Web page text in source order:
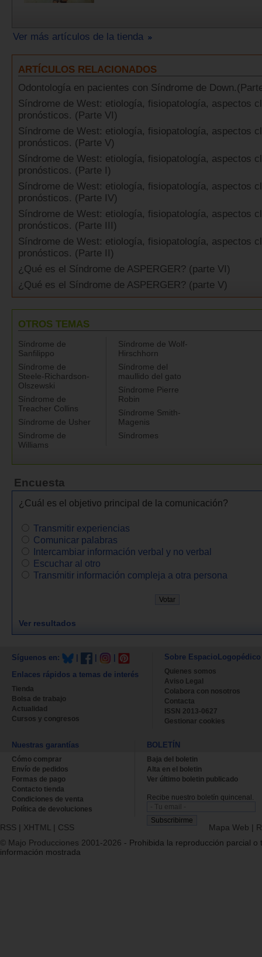
Ver más artículos de la tienda
ARTÍCULOS RELACIONADOS
Odontología en pacientes con Síndrome de
Síndrome de West: etiología, fisiopatología, aspectos
pronósticos. (Parte VI)
Síndrome de West: etiología, fisiopatología, aspectos
pronósticos. (Parte V)
Síndrome de West: etiología, fisiopatología, aspectos
pronósticos. (Parte I)
Síndrome de West: etiología, fisiopatología, aspectos
pronósticos. (Parte IV)
Síndrome de West: etiología, fisiopatología, aspectos
pronósticos. (Parte III)
Síndrome de West: etiología, fisiopatología, aspectos
pronósticos. (Parte II)
¿Qué es el Síndrome de ASPERGER? (parte VI)
¿Qué es el Síndrome de ASPERGER? (parte V)
OTROS TEMAS
Síndrome de
Sanfilippo
Síndrome de
Steele-Richardson-
Olszewski
Síndrome de
Treacher Collins
Síndrome de Usher
Síndrome de
Williams
Síndrome de Wolf-
Hirschhorn
Síndrome del
maullido del gato
Síndrome Pierre
Robin
Síndrome Smith-
Magenis
Síndromes
Encuesta
¿Cuál es el objetivo principal de la comunicación?
Transmitir experiencias
Comunicar palabras
Intercambiar información verbal y no verbal
Escuchar al otro
Transmitir información compleja a otra persona
Ver resultados
Síguenos en:
Enlaces rápidos a temas de interés
Tienda
Bolsa de trabajo
Actualidad
Cursos y congresos
Sobre EspacioLogopédico
Quienes somos
Aviso Legal
Colabora con nosotros
Contacta
ISSN 2013-0627
Gestionar cookies
Nuestras garantías
Cómo comprar
Envío de pedidos
Formas de pago
Contacto tienda
Condiciones de venta
Política de devoluciones
BOLETÍN
Baja del boletin
Alta en el boletin
Ver último boletin publicado
Recibe nuestro boletín quincenal.
RSS | XHTML | CSS Mapa Web |
© Majo Producciones 2001-2026 - Prohibida la reproducción parcial o
información mostrada